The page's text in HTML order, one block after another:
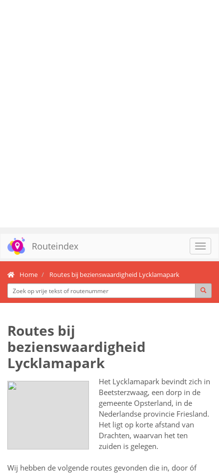
Routeindex
Home Routes bij bezienswaardigheid Lycklamapark
Routes bij
bezienswaardigheid
Lycklamapark
Het Lycklamapark bevindt zich in
Beetsterzwaag, een dorp in de
gemeente Opsterland, in de
Nederlandse provincie Friesland.
Het ligt op korte afstand van
Drachten, waarvan het ten
zuiden is gelegen.
Wij hebben de volgende routes gevonden die in, door óf